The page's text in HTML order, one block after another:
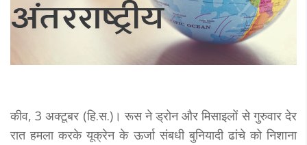
कीव, 3 अक्टूबर (हि.स.)। रूस ने ड्रोन और मिसाइलों से गुरुवार देर
रात हमला करके यूक्रेन के ऊर्जा संबधी बुनियादी ढांचे को निशाना